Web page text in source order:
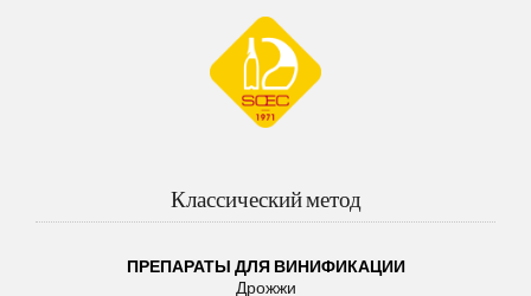
Классический метод
ПРЕПАРАТЫ ДЛЯ ВИНИФИКАЦИИ
Дрожжи